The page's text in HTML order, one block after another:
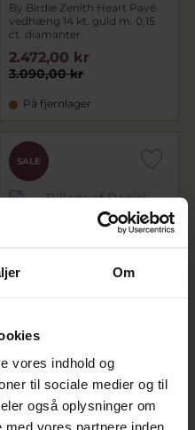
Om
vores indhold og
til sociale medier og til
også oplysninger om
vores partnere inden
By Birdie Zenith Heart Pavé
vedhæng 14 kt. guld m. 0,15
ct. diamanter
3.090,00 kr
2.472,00 kr
På fjernlager
SALE
Mawes herreur stål 3bar
1.499,00 kr
1.199,20 kr